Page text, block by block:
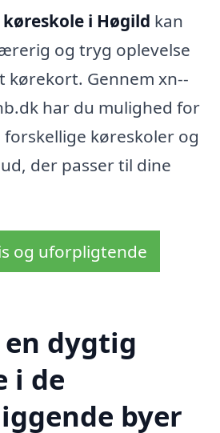
køreskole i Høgild kan
og tryg oplevelse
kørekort. Gennem xn--
har du mulighed for
køreskoler og
der passer til dine
og uforpligtende
dygtig
i de
byer